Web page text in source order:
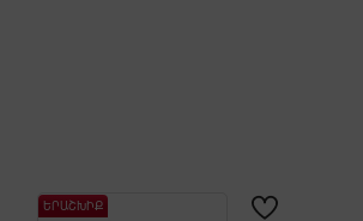
ԵՐԱՇԽԻՔ